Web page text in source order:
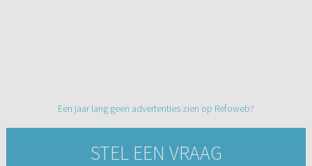
Een jaar lang geen advertenties zien op Refoweb?
STEL EEN VRAAG